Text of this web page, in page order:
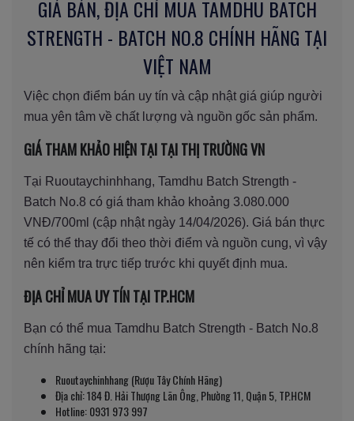
GIÁ BÁN, ĐỊA CHỈ MUA TAMDHU BATCH
STRENGTH - BATCH NO.8 CHÍNH HÃNG TẠI
VIỆT NAM
Việc chọn điểm bán uy tín và cập nhật giá giúp người
mua yên tâm về chất lượng và nguồn gốc sản phẩm.
GIÁ THAM KHẢO HIỆN TẠI TẠI THỊ TRƯỜNG VN
Tại Ruoutaychinhhang, Tamdhu Batch Strength -
Batch No.8 có giá tham khảo khoảng 3.080.000
VNĐ/700ml (cập nhật ngày 14/04/2026). Giá bán thực
tế có thể thay đổi theo thời điểm và nguồn cung, vì vậy
nên kiểm tra trực tiếp trước khi quyết định mua.
ĐỊA CHỈ MUA UY TÍN TẠI TP.HCM
Bạn có thể mua Tamdhu Batch Strength - Batch No.8
chính hãng tại:
Ruoutaychinhhang (Rượu Tây Chính Hãng)
Địa chỉ: 184 Đ. Hải Thượng Lãn Ông, Phường 11, Quận 5, TP.HCM
Hotline: 0931 973 997